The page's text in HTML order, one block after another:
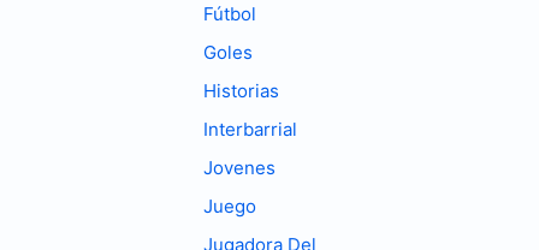
Fútbol
Goles
Historias
Interbarrial
Jovenes
Juego
Jugadora Del